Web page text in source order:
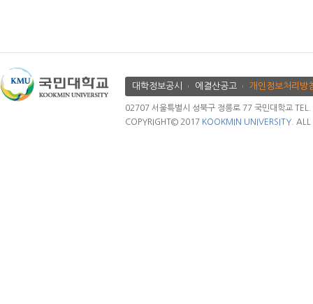
대학정보공시 에결산공고 개인정보처리방
02707 서울특별시 성북구 정릉로 77 국민대학교
COPYRIGHT© 2017 KOOKMIN UNIVERSITY. ALL